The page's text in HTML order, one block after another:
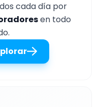
cada día por
en todo